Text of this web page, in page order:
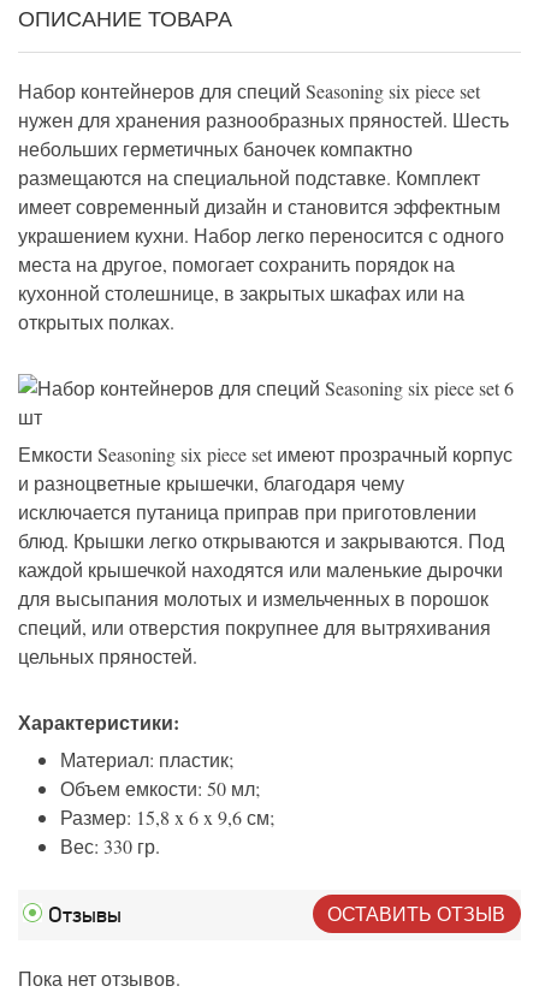
ОПИСАНИЕ ТОВАРА
Набор контейнеров для специй Seasoning six piece set
нужен для хранения разнообразных пряностей. Шесть
небольших герметичных баночек компактно
размещаются на специальной подставке. Комплект
имеет современный дизайн и становится эффектным
украшением кухни. Набор легко переносится с одного
места на другое, помогает сохранить порядок на
кухонной столешнице, в закрытых шкафах или на
открытых полках.
Емкости Seasoning six piece set имеют прозрачный корпус
и разноцветные крышечки, благодаря чему
исключается путаница приправ при приготовлении
блюд. Крышки легко открываются и закрываются. Под
каждой крышечкой находятся или маленькие дырочки
для высыпания молотых и измельченных в порошок
специй, или отверстия покрупнее для вытряхивания
цельных пряностей.
Характеристики:
Материал: пластик;
Объем емкости: 50 мл;
Размер: 15,8 x 6 x 9,6 см;
Вес: 330 гр.
Отзывы ОСТАВИТЬ ОТЗЫВ
Пока нет отзывов.